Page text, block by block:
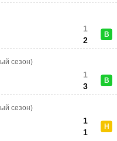
1
2
В
сезон)
1
3
В
сезон)
1
1
Н